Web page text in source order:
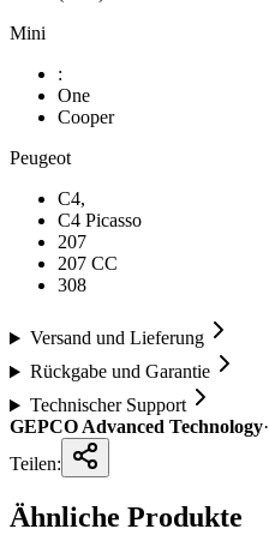
Mini
:
One
Cooper
Peugeot
C4,
C4 Picasso
207
207 CC
308
Versand und Lieferung
Rückgabe und Garantie
Technischer Support
GEPCO Advanced Technology·
Teilen:
Ähnliche Produkte